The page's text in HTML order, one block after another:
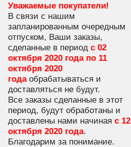
Уважаемые покупатели!
В связи с нашим
запланированным очередным
отпуском, Ваши заказы,
сделанные в период с 02
октября 2020 года по 11
октября 2020
годаобрабатываться и
доставляться не будут.
Все заказы сделанные в этот
период, будут обработаны и
доставлены нами начиная с 12
октября 2020 года.
Благодарим за понимание.